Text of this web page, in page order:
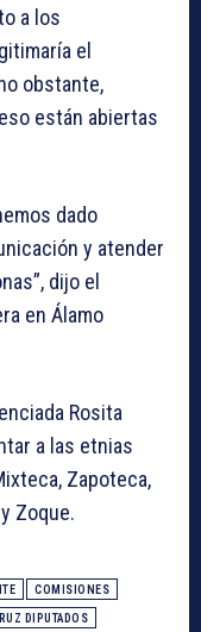
a los
el
obstante,
están abiertas
dado
y atender
dijo el
en Álamo
Rosita
a las etnias
Zapoteca,
Zoque.
COMISIONES
DIPUTADOS